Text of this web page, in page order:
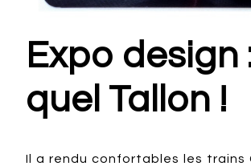
Expo design
quel Tallon !
Il a rendu confortables les trains